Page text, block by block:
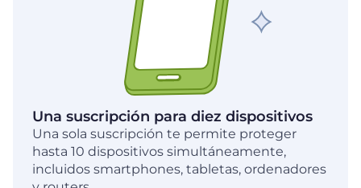
Una suscripción para diez dispositivos
Una sola suscripción te permite proteger
hasta 10 dispositivos simultáneamente,
incluidos smartphones, tabletas, ordenadores